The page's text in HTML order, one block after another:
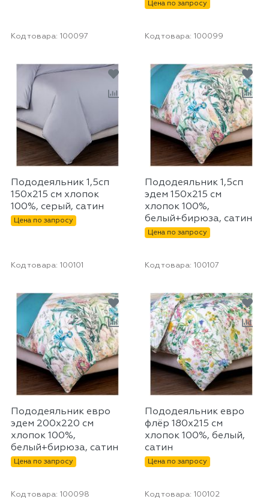
Цена по запросу
Код товара: 100097
Пододеяльник 1,5сп
150х215 см хлопок
100%, серый, сатин
Цена по запросу
Код товара: 100099
Пододеяльник 1,5сп
эдем 150х215 см
хлопок 100%,
белый+бирюза, сатин
Цена по запросу
Код товара: 100101
Пододеяльник евро
эдем 200х220 см
хлопок 100%,
белый+бирюза, сатин
Цена по запросу
Код товара: 100107
Пододеяльник евро
флёр 180х215 см
хлопок 100%, белый,
сатин
Цена по запросу
Код товара: 100098 Код товара: 100102